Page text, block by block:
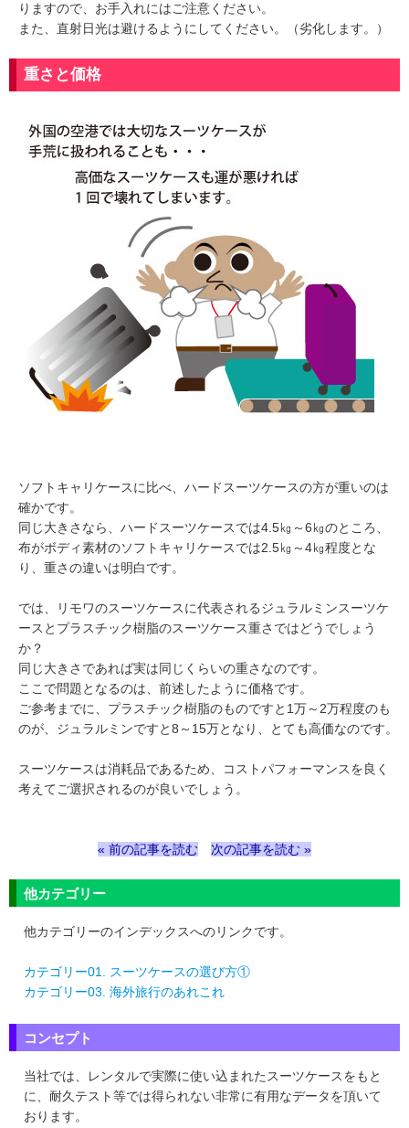
りますので、お手入れにはご注意ください。
また、直射日光は避けるようにしてください。（劣化します。）
重さと価格
ソフトキャリケースに比べ、ハードスーツケースの方が重いのは
確かです。
同じ大きさなら、ハードスーツケースでは4.5㎏～6㎏のところ、
布がボディ素材のソフトキャリケースでは2.5㎏～4㎏程度とな
り、重さの違いは明白です。
では、リモワのスーツケースに代表されるジュラルミンスーツケ
ースとプラスチック樹脂のスーツケース重さではどうでしょう
か？
同じ大きさであれば実は同じくらいの重さなのです。
ここで問題となるのは、前述したように価格です。
ご参考までに、プラスチック樹脂のものですと1万～2万程度のも
のが、ジュラルミンですと8～15万となり、とても高価なのです。
スーツケースは消耗品であるため、コストパフォーマンスを良く
考えてご選択されるのが良いでしょう。
« 前の記事を読む 次の記事を読む »
他カテゴリー
他カテゴリーのインデックスへのリンクです。
カテゴリー01. スーツケースの選び方①
カテゴリー03. 海外旅行のあれこれ
コンセプト
当社では、レンタルで実際に使い込まれたスーツケースをもと
に、耐久テスト等では得られない非常に有用なデータを頂いて
おります。